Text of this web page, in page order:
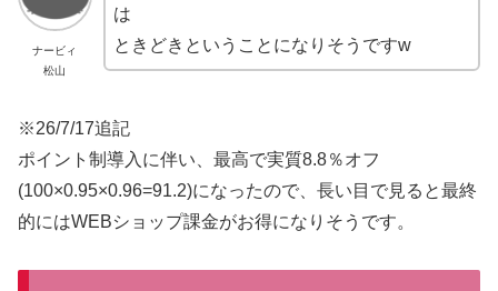
ナービィ
松山
は
ときどきということになりそうですw
※26/7/17追記
ポイント制導入に伴い、最高で実質8.8％オフ
(100×0.95×0.96=91.2)になったので、長い目で見ると最終
的にはWEBショップ課金がお得になりそうです。